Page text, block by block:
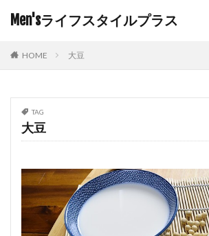
Men'sライフスタイルプラス
HOME 大豆
TAG
大豆